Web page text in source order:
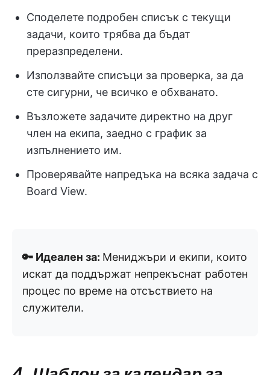
Споделете подробен списък с текущи
задачи, които трябва да бъдат
преразпределени.
Използвайте списъци за проверка, за да
сте сигурни, че всичко е обхванато.
Възложете задачите директно на друг
член на екипа, заедно с график за
изпълнението им.
Проверявайте напредъка на всяка задача с
Board View.
🔑 Идеален за: Мениджъри и екипи, които
искат да поддържат непрекъснат работен
процес по време на отсъствието на
служители.